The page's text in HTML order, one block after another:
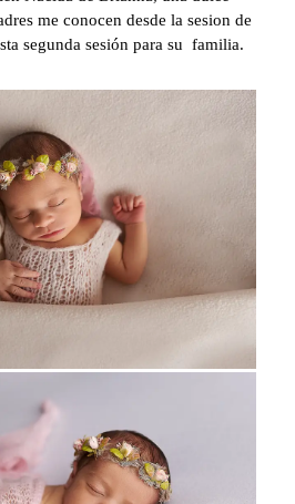
me conocen desde la sesion de
segunda sesión para su familia.